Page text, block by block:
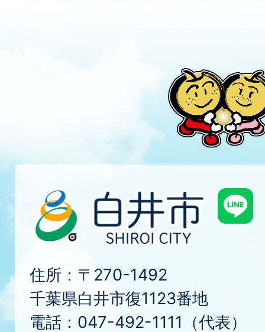
住所：〒270-1492
千葉県白井市復1123番地
電話：047-492-1111（代表）